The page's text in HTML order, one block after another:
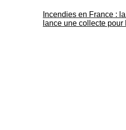
Incendies en France :
lance une collecte pour